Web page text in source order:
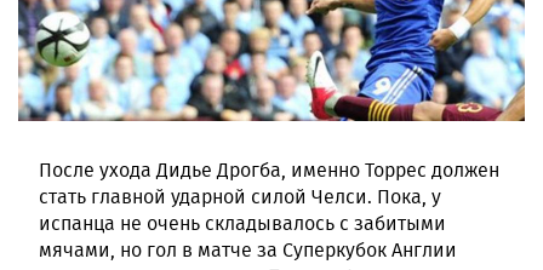
После ухода Дидье Дрогба, именно Торрес должен
стать главной ударной силой Челси. Пока, у
испанца не очень складывалось с забитыми
мячами, но гол в матче за Суперкубок Англии